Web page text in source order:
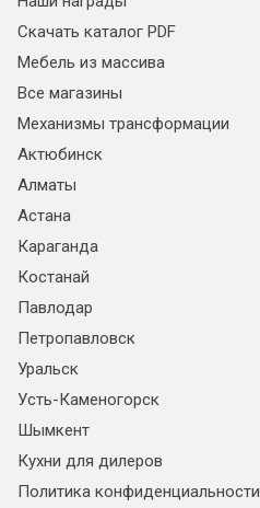
Скачать каталог PDF
Мебель из массива
Все магазины
Механизмы трансформации
Актюбинск
Алматы
Астана
Караганда
Костанай
Павлодар
Петропавловск
Уральск
Усть-Каменогорск
Шымкент
Кухни для дилеров
Политика конфиденциальности